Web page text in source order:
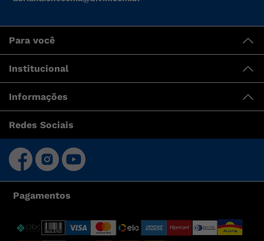
Para você
Institucional
Informações
Redes Sociais
Pagamentos